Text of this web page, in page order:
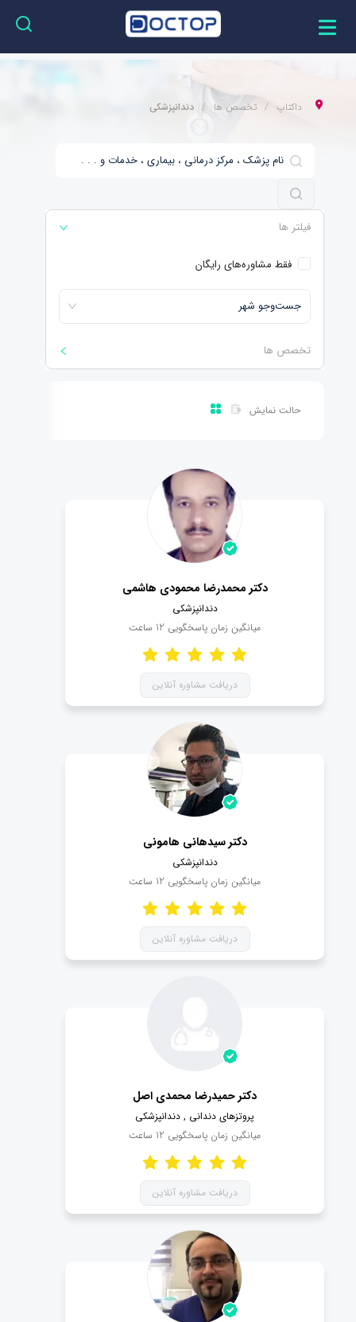
داکتاپ تخصص ها دندانپزشکی
فیلتر ها
فقط مشاوره‌های رایگان
جست‌و‌جو شهر
تخصص ها
حالت نمایش
دکتر محمدرضا محمودی هاشمی
دندانپزشکی
میانگین زمان پاسخگویی 12 ساعت
دریافت مشاوره آنلاین
دکتر سیدهانی هامونی
دندانپزشکی
میانگین زمان پاسخگویی 12 ساعت
دریافت مشاوره آنلاین
دکتر حمیدرضا محمدی اصل
پروتزهای دندانی , دندانپزشکی
میانگین زمان پاسخگویی 12 ساعت
دریافت مشاوره آنلاین